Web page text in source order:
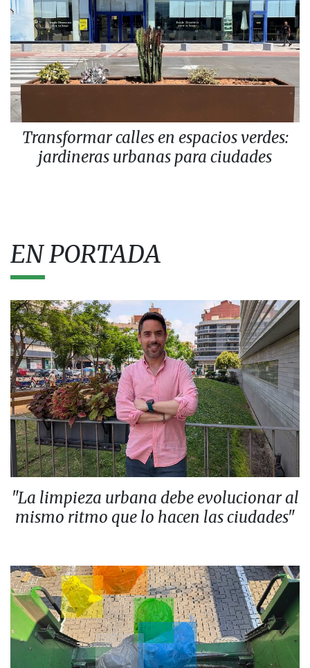
Transformar calles en espacios verdes:
jardineras urbanas para ciudades
EN PORTADA
"La limpieza urbana debe evolucionar al
mismo ritmo que lo hacen las ciudades"